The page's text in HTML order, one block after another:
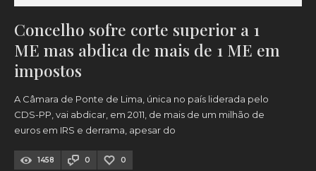
Concelho sofre corte superior a 1
ME mas abdica de mais de 1 ME em
impostos
A Câmara de Ponte de Lima, única no país liderada pelo
CDS-PP, vai abdicar, em 2011, de mais de um milhão de
euros em IRS e derrama, apesar do
1458 0 0